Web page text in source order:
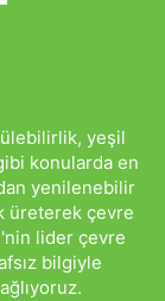
yeşil
konularda en
yenilenebilir
üreterek çevre
lider çevre
bilgiyle